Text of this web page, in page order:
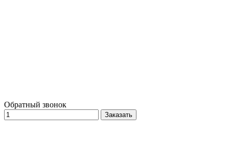
Обратный звонок
Заказать